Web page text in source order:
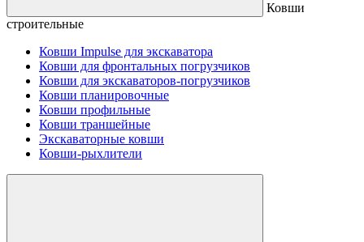
Ковши
строительные
Ковши Impulse для экскаватора
Ковши для фронтальных погрузчиков
Ковши для экскаваторов-погрузчиков
Ковши планировочные
Ковши профильные
Ковши траншейные
Экскаваторные ковши
Ковши-рыхлители